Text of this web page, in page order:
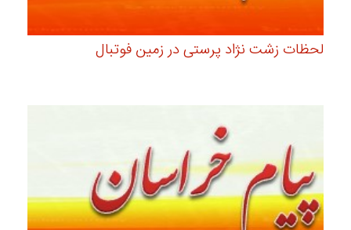
لحظات زشت نژاد پرستی در زمین فوتبال